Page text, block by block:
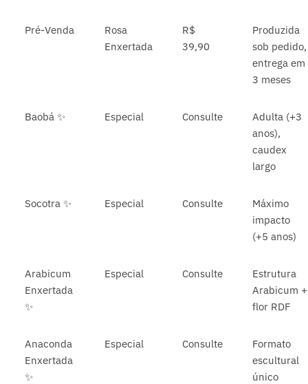
Pré-Venda
Rosa
Enxertada
R$
39,90
Produzida
sob pedido,
entrega em
3 meses
Baobá ✨ Especial Consulte
Adulta (+3
anos),
caudex
largo
Socotra ✨ Especial Consulte
Máximo
impacto
(+5 anos)
Arabicum
Enxertada
✨
Especial Consulte
Estrutura
Arabicum +
flor RDF
Anaconda
Enxertada
✨
Especial Consulte
Formato
escultural
único